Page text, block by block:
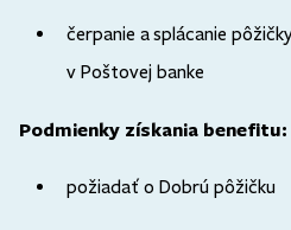
čerpanie a splácanie
v Poštovej banke
Podmienky získania benefitu:
požiadať o Dobrú pôžičku